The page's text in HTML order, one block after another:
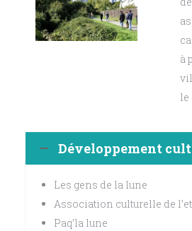
à
le
Développement
Les gens de la lune
Association culturelle de
Paq’la lune